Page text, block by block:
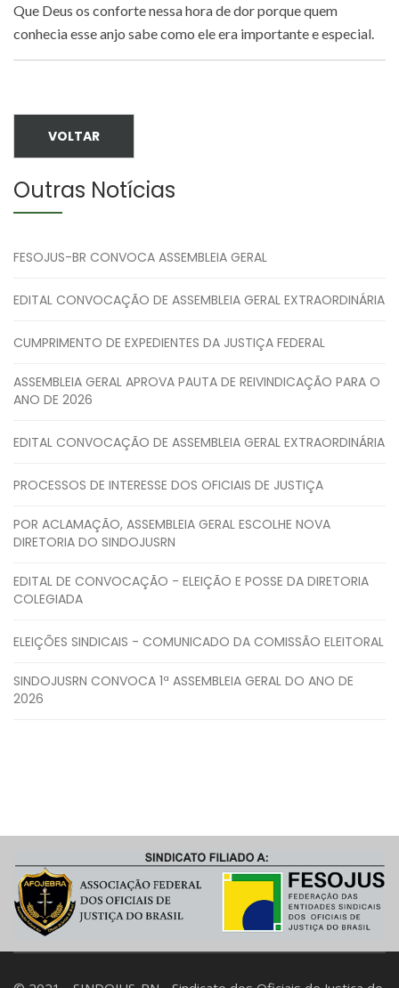
Que Deus os conforte nessa hora de dor porque quem
conhecia esse anjo sabe como ele era importante e especial.
VOLTAR
Outras Notícias
FESOJUS-BR CONVOCA ASSEMBLEIA GERAL
EDITAL CONVOCAÇÃO DE ASSEMBLEIA GERAL EXTRAORDINÁRIA
CUMPRIMENTO DE EXPEDIENTES DA JUSTIÇA FEDERAL
ASSEMBLEIA GERAL APROVA PAUTA DE REIVINDICAÇÃO PARA O
ANO DE 2026
EDITAL CONVOCAÇÃO DE ASSEMBLEIA GERAL EXTRAORDINÁRIA
PROCESSOS DE INTERESSE DOS OFICIAIS DE JUSTIÇA
POR ACLAMAÇÃO, ASSEMBLEIA GERAL ESCOLHE NOVA
DIRETORIA DO SINDOJUSRN
EDITAL DE CONVOCAÇÃO - ELEIÇÃO E POSSE DA DIRETORIA
COLEGIADA
ELEIÇÕES SINDICAIS - COMUNICADO DA COMISSÃO ELEITORAL
SINDOJUSRN CONVOCA 1ª ASSEMBLEIA GERAL DO ANO DE
2026